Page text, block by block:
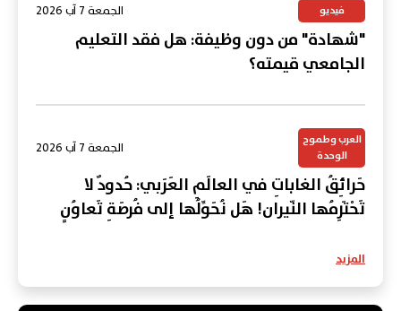
فيديو الجمعة 7 آب 2026
"شهادة" من دون وظيفة: هل فقد التعليم
الجامعي قيمته؟
العرب وطموح
الوحدة
الجمعة 7 آب 2026
حَرائِقُ الغاباتِ في العالَمِ العَرَبي: حُدودٌ لا
تَحْتَرِمُها النّيران! هَل نُحَوِّلُها إلى فُرصَةِ تَعاوُنٍ
المزيد